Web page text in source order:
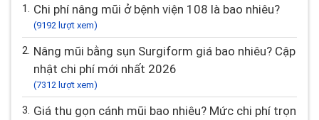
1. Chi phí nâng mũi ở bệnh viện 108 là bao nhiêu?
(9192 lượt xem)
2. Nâng mũi bằng sụn Surgiform giá bao nhiêu? Cập
nhật chi phí mới nhất 2026
(7312 lượt xem)
3. Giá thu gọn cánh mũi bao nhiêu? Mức chi phí trọn